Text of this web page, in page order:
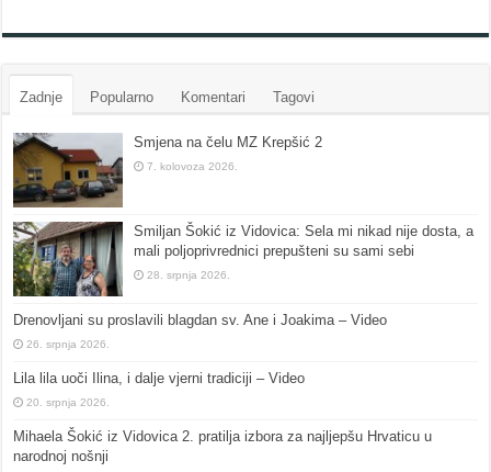
Zadnje Popularno Komentari Tagovi
Smjena na čelu MZ Krepšić 2
7. kolovoza 2026.
Smiljan Šokić iz Vidovica: Sela mi nikad nije dosta, a
mali poljoprivrednici prepušteni su sami sebi
28. srpnja 2026.
Drenovljani su proslavili blagdan sv. Ane i Joakima – Video
26. srpnja 2026.
Lila lila uoči Ilina, i dalje vjerni tradiciji – Video
20. srpnja 2026.
Mihaela Šokić iz Vidovica 2. pratilja izbora za najljepšu Hrvaticu u
narodnoj nošnji